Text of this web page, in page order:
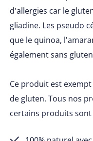
d'allergies car le
gliadine. Les pseudo
que le quinoa,
également sans
Ce produit est
de gluten. Tous nos
certains produits sont